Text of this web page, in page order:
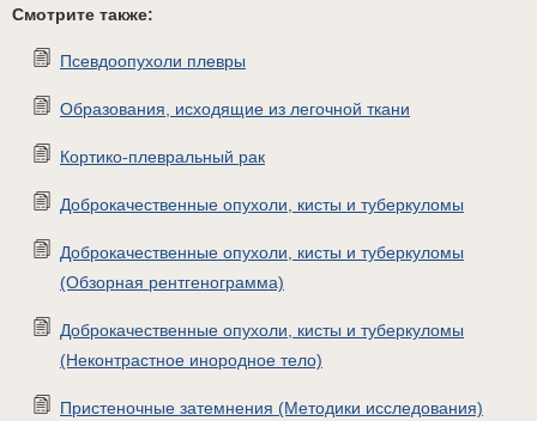
Смотрите также:
Псевдоопухоли плевры
Образования, исходящие из легочной ткани
Кортико-плевральный рак
Доброкачественные опухоли, кисты и туберкуломы
Доброкачественные опухоли, кисты и туберкуломы
(Обзорная рентгенограмма)
Доброкачественные опухоли, кисты и туберкуломы
(Неконтрастное инородное тело)
Пристеночные затемнения (Методики исследования)